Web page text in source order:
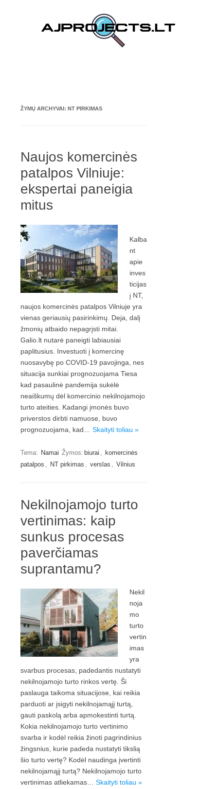
ŽYMŲ ARCHYVAI: NT PIRKIMAS
Naujos komercinės
patalpos Vilniuje:
ekspertai paneigia
mitus
Kalba
nt
apie
inves
ticijas
į NT,
naujos komercinės patalpos Vilniuje yra
vienas geriausių pasirinkimų. Deja, dalį
žmonių atbaido nepagrįsti mitai.
Galio.lt nutarė paneigti labiausiai
paplitusius. Investuoti į komercinę
nuosavybę po COVID-19 pavojinga, nes
situacija sunkiai prognozuojama Tiesa
kad pasaulinė pandemija sukėlė
neaiškumų dėl komercinio nekilnojamojo
turto ateities. Kadangi įmonės buvo
priverstos dirbti namuose, buvo
prognozuojama, kad… Skaityti toliau »
Tema: Namai Žymos: biurai , komercinės
patalpos , NT pirkimas , verslas , Vilnius
Nekilnojamojo turto
vertinimas: kaip
sunkus procesas
paverčiamas
suprantamu?
Nekil
noja
mo
turto
vertin
imas
yra
svarbus procesas, padedantis nustatyti
nekilnojamojo turto rinkos vertę. Ši
paslauga taikoma situacijose, kai reikia
parduoti ar įsigyti nekilnojamąjį turtą,
gauti paskolą arba apmokestinti turtą.
Kokia nekilnojamojo turto vertinimo
svarba ir kodėl reikia žinoti pagrindinius
žingsnius, kurie padeda nustatyti tikslią
šio turto vertę? Kodėl naudinga įvertinti
nekilnojamąjį turtą? Nekilnojamojo turto
vertinimas atliekamas… Skaityti toliau »